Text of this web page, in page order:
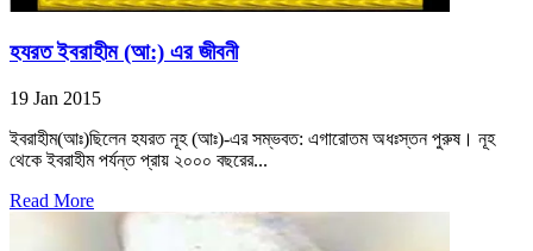
হযরত ইবরাহীম (আ:) এর জীবনী
19 Jan 2015
ইবরাহীম(আঃ)ছিলেন হযরত নূহ (আঃ)-এর সম্ভবত: এগারোতম অধঃস্তন পুরুষ। নূহ
থেকে ইবরাহীম পর্যন্ত প্রায় ২০০০ বছরের...
Read More